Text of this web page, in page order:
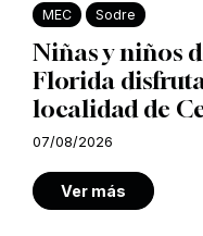
MEC Sodre
Niñas y niños
Florida
localidad de
07/08/2026
Ver más